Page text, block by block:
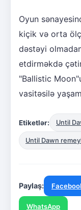
Oyun
kiçik və orta
dəstəyi
etdirməkdə
"Ballistic
vasitəsilə
Etiketlər: Until
Until Dawn
Paylaş:
WhatsApp